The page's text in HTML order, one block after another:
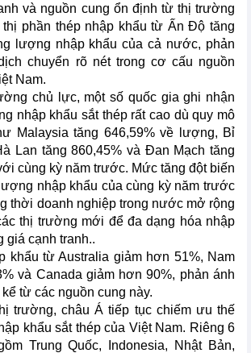
và nguồn cung ổn định từ thị trường
phần thép nhập khẩu từ Ấn Độ tăng
lượng nhập khẩu của cả nước, phản
chuyển rõ nét trong cơ cấu nguồn
Nam.
chủ lực, một số quốc gia ghi nhận
nhập khẩu sắt thép rất cao dù quy mô
Malaysia tăng 646,59% về lượng, Bỉ
Lan tăng 860,45% và Đan Mạch tăng
cùng kỳ năm trước. Mức tăng đột biến
nhập khẩu của cùng kỳ năm trước
thời doanh nghiệp trong nước mở rộng
thị trường mới để đa dạng hóa nhập
giá cạnh tranh..
khẩu từ Australia giảm hơn 51%, Nam
và Canada giảm hơn 90%, phản ánh
từ các nguồn cung này.
trường, châu Á tiếp tục chiếm ưu thế
khẩu sắt thép của Việt Nam. Riêng 6
Trung Quốc, Indonesia, Nhật Bản,